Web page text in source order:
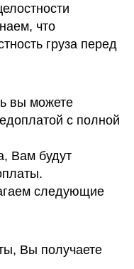
что
груза перед
вы можете
с полной
Вам будут
следующие
Вы получаете